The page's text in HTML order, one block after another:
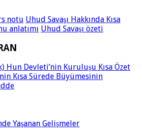
notu Uhud Savaşı Hakkında Kısa
anlatımı Uhud Savaşı özeti
Hun Devleti’nin Kuruluşu Kısa Özet
Kısa Sürede Büyümesinin